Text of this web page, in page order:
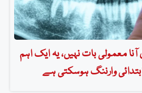
معمولی بات نہیں، یہ ایک اہم
وارننگ ہوسکتی ہے